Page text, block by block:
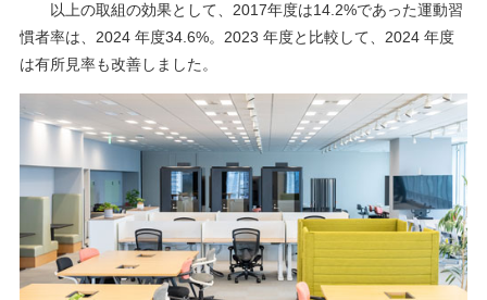
以上の取組の効果として、2017年度は14.2%であった運動習
慣者率は、2024 年度34.6%。2023 年度と比較して、2024 年度
は有所見率も改善しました。